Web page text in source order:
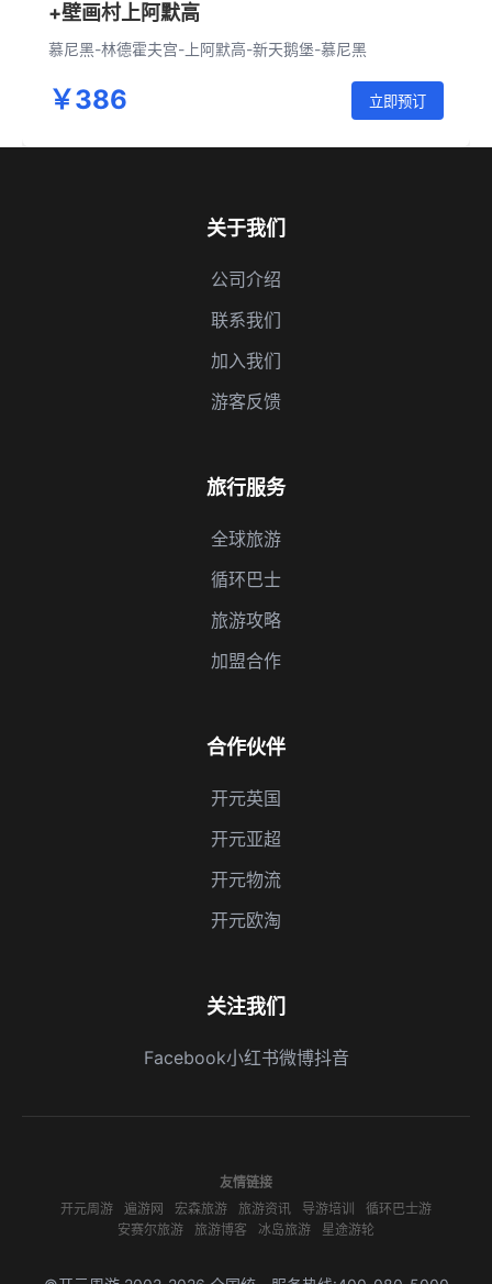
+壁画村上阿默高
慕尼黑-林德霍夫宫-上阿默高-新天鹅堡-慕尼黑
￥386 立即预订
关于我们
公司介绍
联系我们
加入我们
游客反馈
旅行服务
全球旅游
循环巴士
旅游攻略
加盟合作
合作伙伴
开元英国
开元亚超
开元物流
开元欧淘
关注我们
Facebook小红书微博抖音
友情链接
开元周游
遍游网 宏森旅游 旅游资讯 导游培训
循环巴士游
安赛尔旅游
旅游博客 冰岛旅游 星途游轮